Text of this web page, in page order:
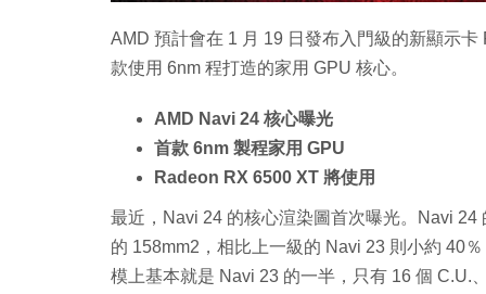
AMD 預計會在 1 月 19 日發布入門級的新顯示
款使用 6nm 程打造的家用 GPU 核心。
AMD Navi 24 核心曝光
首款 6nm 製程家用 GPU
Radeon RX 6500 XT 將使用
最近，Navi 24 的核心渲染圖首次曝光。Navi
的 158mm2，相比上一級的 Navi 23 則小約 40
模上基本就是 Navi 23 的一半，只有 16 個 C.U.